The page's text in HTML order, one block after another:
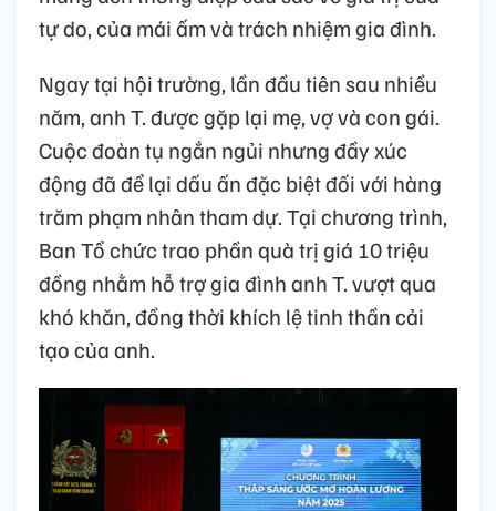
tự do, của mái ấm và trách nhiệm gia đình.
Ngay tại hội trường, lần đầu tiên sau nhiều
năm, anh T. được gặp lại mẹ, vợ và con gái.
Cuộc đoàn tụ ngắn ngủi nhưng đầy xúc
động đã để lại dấu ấn đặc biệt đối với hàng
trăm phạm nhân tham dự. Tại chương trình,
Ban Tổ chức trao phần quà trị giá 10 triệu
đồng nhằm hỗ trợ gia đình anh T. vượt qua
khó khăn, đồng thời khích lệ tinh thần cải
tạo của anh.